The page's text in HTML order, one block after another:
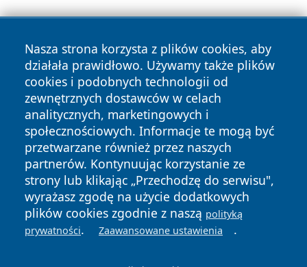
Nasza strona korzysta z plików cookies, aby
działała prawidłowo. Używamy także plików
cookies i podobnych technologii od
zewnętrznych dostawców w celach
analitycznych, marketingowych i
społecznościowych. Informacje te mogą być
przetwarzane również przez naszych
partnerów. Kontynuując korzystanie ze
strony lub klikając „Przechodzę do serwisu",
wyrażasz zgodę na użycie dodatkowych
plików cookies zgodnie z naszą polityką
prywatności. Zaawansowane ustawienia .
Copyright © 2026 kochamsiedlce.pl Wszystkie prawa
zastrzeżone.
News Autorzy
Polityka
Prywatności
Polityka
Cookies